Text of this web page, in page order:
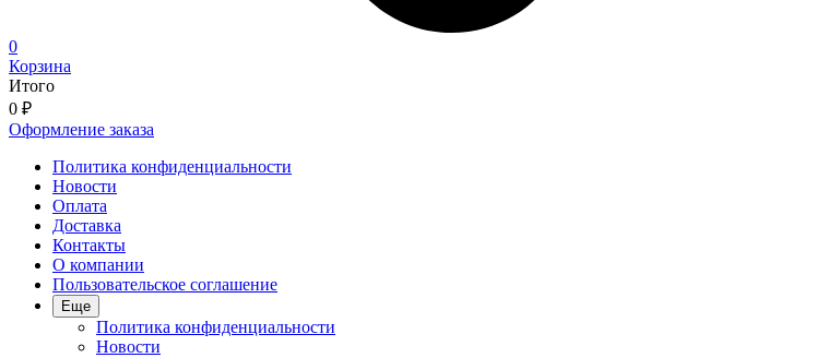
0
Корзина
Итого
0 ₽
Оформление заказа
Политика конфиденциальности
Новости
Оплата
Доставка
Контакты
О компании
Пользовательское соглашение
Еще
Политика конфиденциальности
Новости